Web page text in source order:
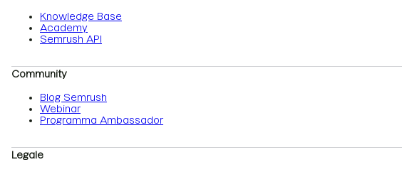
Knowledge Base
Academy
Semrush API
Community
Blog Semrush
Webinar
Programma Ambassador
Legale